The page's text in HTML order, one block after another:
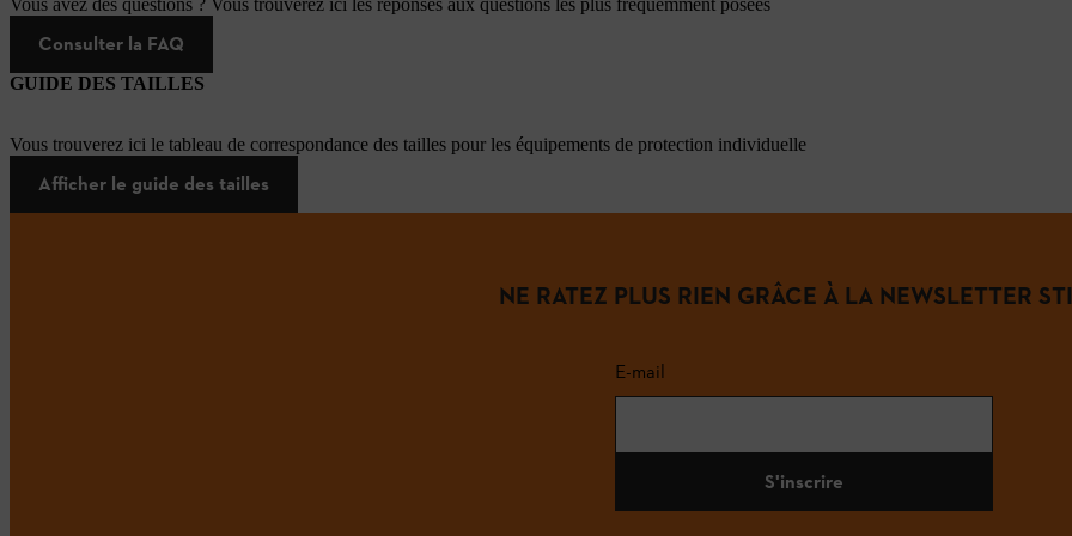
Vous avez des questions ? Vous trouverez ici les réponses aux questions les plus fréquemment posées
Consulter la FAQ
GUIDE DES TAILLES
Vous trouverez ici le tableau de correspondance des tailles pour les équipements de protection individuelle
Afficher le guide des tailles
NE RATEZ PLUS RIEN GRÂCE À LA NEWSLETTER
E-mail
S'inscrire